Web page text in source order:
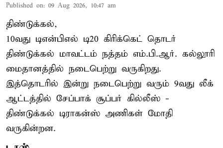
Published on: 09 Aug 2026, 10:47 am
திண்டுக்கல்,
10வது டிஎன்பிஎல் டி20 கிரிக்கெட் தொடர்
திண்டுக்கல் மாவட்டம் நத்தம் எம்.பி.ஆர். கல்லூரி
மைதானத்தில் நடைபெற்று வருகிறது.
இத்தொடரில் இன்று நடைபெற்று வரும் 9வது லீக்
ஆட்டத்தில் சேப்பாக் சூப்பர் கில்லீஸ் -
திண்டுக்கல் டிராகன்ஸ் அணிகள் மோதி
வருகின்றன.